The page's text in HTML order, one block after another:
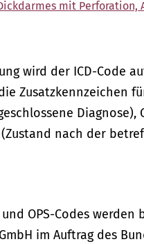
mit Perforation,
wird der ICD-Code
Zusatzkennzeichen
Diagnose),
nach der
OPS-Codes werden
im Auftrag des